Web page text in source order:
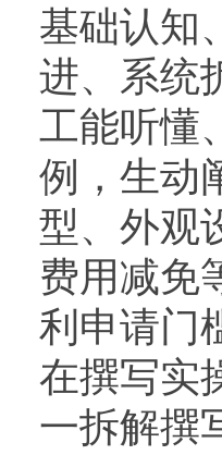
基础认知
进、系统
工能听懂
例，生动
型、外观
费用减免
利申请门
在撰写实
一拆解撰